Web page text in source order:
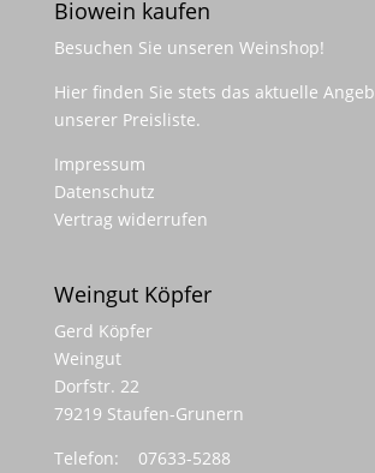
Biowein kaufen
Besuchen Sie unseren Weinshop!
Hier finden Sie stets das aktuelle
unserer Preisliste.
Impressum
Datenschutz
Vertrag widerrufen
Weingut Köpfer
Gerd Köpfer
Weingut
Dorfstr. 22
79219 Staufen-Grunern
Telefon: 07633-5288